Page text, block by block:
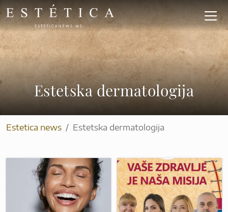
Skip
to
main
content
Estetska dermatologija
Estetica news Estetska dermatologija